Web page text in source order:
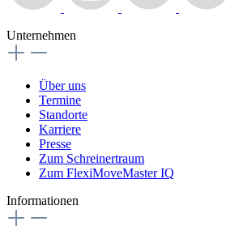
Unternehmen
Über uns
Termine
Standorte
Karriere
Presse
Zum Schreinertraum
Zum FlexiMoveMaster IQ
Informationen